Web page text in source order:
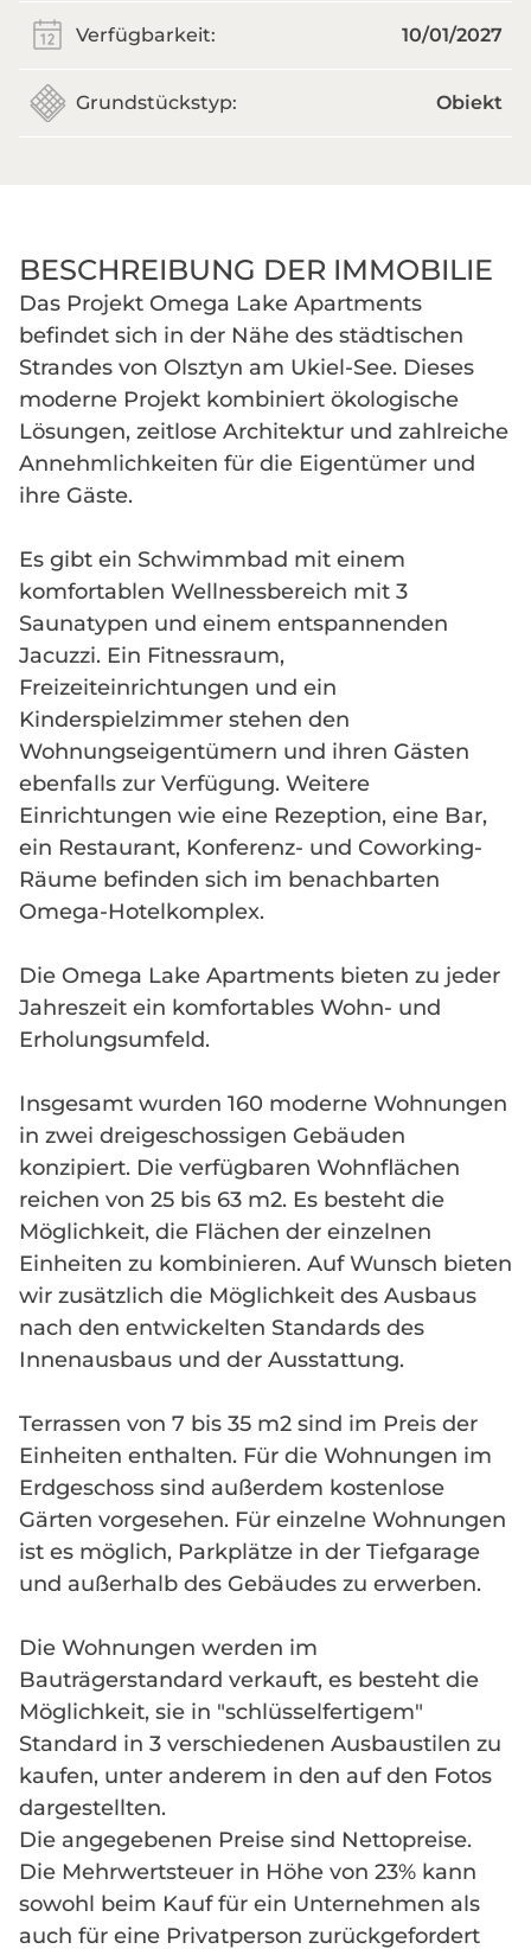
Verfügbarkeit: 10/01/2027
Grundstückstyp: Obiekt
BESCHREIBUNG DER IMMOBILIE
Das Projekt Omega Lake Apartments
befindet sich in der Nähe des städtischen
Strandes von Olsztyn am Ukiel-See. Dieses
moderne Projekt kombiniert ökologische
Lösungen, zeitlose Architektur und zahlreiche
Annehmlichkeiten für die Eigentümer und
ihre Gäste.
Es gibt ein Schwimmbad mit einem
komfortablen Wellnessbereich mit 3
Saunatypen und einem entspannenden
Jacuzzi. Ein Fitnessraum,
Freizeiteinrichtungen und ein
Kinderspielzimmer stehen den
Wohnungseigentümern und ihren Gästen
ebenfalls zur Verfügung. Weitere
Einrichtungen wie eine Rezeption, eine Bar,
ein Restaurant, Konferenz- und Coworking-
Räume befinden sich im benachbarten
Omega-Hotelkomplex.
Die Omega Lake Apartments bieten zu jeder
Jahreszeit ein komfortables Wohn- und
Erholungsumfeld.
Insgesamt wurden 160 moderne Wohnungen
in zwei dreigeschossigen Gebäuden
konzipiert. Die verfügbaren Wohnflächen
reichen von 25 bis 63 m2. Es besteht die
Möglichkeit, die Flächen der einzelnen
Einheiten zu kombinieren. Auf Wunsch bieten
wir zusätzlich die Möglichkeit des Ausbaus
nach den entwickelten Standards des
Innenausbaus und der Ausstattung.
Terrassen von 7 bis 35 m2 sind im Preis der
Einheiten enthalten. Für die Wohnungen im
Erdgeschoss sind außerdem kostenlose
Gärten vorgesehen. Für einzelne Wohnungen
ist es möglich, Parkplätze in der Tiefgarage
und außerhalb des Gebäudes zu erwerben.
Die Wohnungen werden im
Bauträgerstandard verkauft, es besteht die
Möglichkeit, sie in "schlüsselfertigem"
Standard in 3 verschiedenen Ausbaustilen zu
kaufen, unter anderem in den auf den Fotos
dargestellten.
Die angegebenen Preise sind Nettopreise.
Die Mehrwertsteuer in Höhe von 23% kann
sowohl beim Kauf für ein Unternehmen als
auch für eine Privatperson zurückgefordert